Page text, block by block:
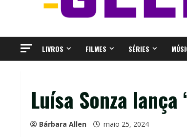
LIVROS FILMES SÉRIES
Luísa Sonza lança
Bárbara Allen maio 25, 2024